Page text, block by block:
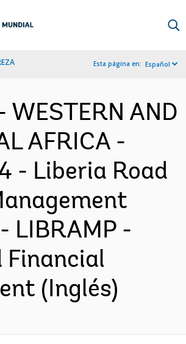
Esta página en: Español
WESTERN AND
AFRICA -
- Liberia Road
LIBRAMP -
Financial
(Inglés)